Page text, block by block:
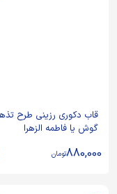
گوش یا فاطمه الزهرا
880,000تومان